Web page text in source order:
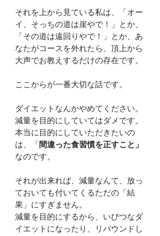
それを上から見ている私は、「オー
イ、そっちの道は崖やで！」とか、
「その道は遠回りやで！」とか、あ
なたがコースを外れたら、頂上から
大声でお教えするだけの存在です。
ここからが一番大切な話です。
ダイエットなんかやめてください。
減量を目的にしていてはダメです。
本当に目的にしていただきたいの
は、「 間違った食習慣を正すこと」
なのです。
それが出来れば、減量なんて、放っ
ておいても付いてくるただの「結
果」にすぎません。
減量を目的にするから、いびつなダ
イエットになったり、リバウンドし